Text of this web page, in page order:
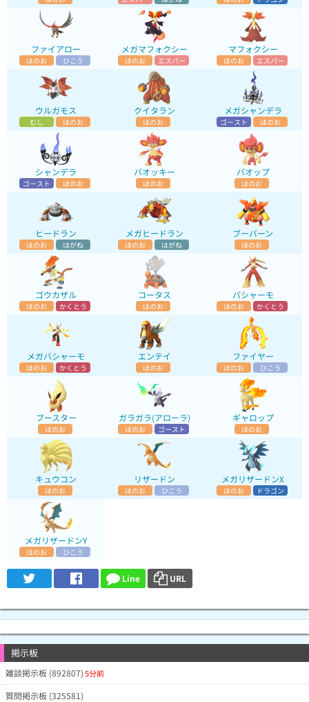
ファイアロー
ほのお ひこう
メガマフォクシー
ほのお エスパー
マフォクシー
ほのお エスパー
ウルガモス
むし ほのお
クイタラン
ほのお
メガシャンデラ
ゴースト ほのお
シャンデラ
ゴースト ほのお
バオッキー
ほのお
バオップ
ほのお
ヒードラン
ほのお はがね
メガヒードラン
ほのお はがね
ブーバーン
ほのお
ゴウカザル
ほのお かくとう
コータス
ほのお
バシャーモ
ほのお かくとう
メガバシャーモ
ほのお かくとう
エンテイ
ほのお
ファイヤー
ほのお ひこう
ブースター
ほのお
ガラガラ(アローラ)
ほのお ゴースト
ギャロップ
ほのお
キュウコン
ほのお
リザードン
ほのお ひこう
メガリザードンX
ほのお ドラゴン
メガリザードンY
ほのお ひこう
Line URL
掲示板
雑談掲示板 (892807)5分前
質問掲示板 (325581)